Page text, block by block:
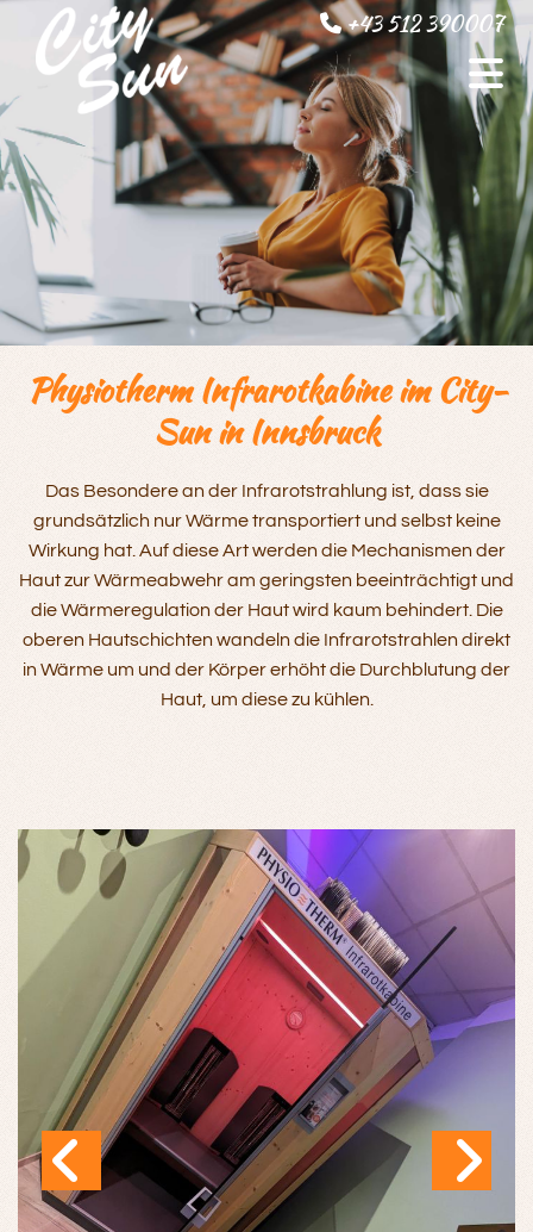
 +43 512 390007
Physiotherm Infrarotkabine im City-
Sun in Innsbruck
Das Besondere an der Infrarotstrahlung ist, dass sie
grundsätzlich nur Wärme transportiert und selbst keine
Wirkung hat. Auf diese Art werden die Mechanismen der
Haut zur Wärmeabwehr am geringsten beeinträchtigt und
die Wärmeregulation der Haut wird kaum behindert. Die
oberen Hautschichten wandeln die Infrarotstrahlen direkt
in Wärme um und der Körper erhöht die Durchblutung der
Haut, um diese zu kühlen.